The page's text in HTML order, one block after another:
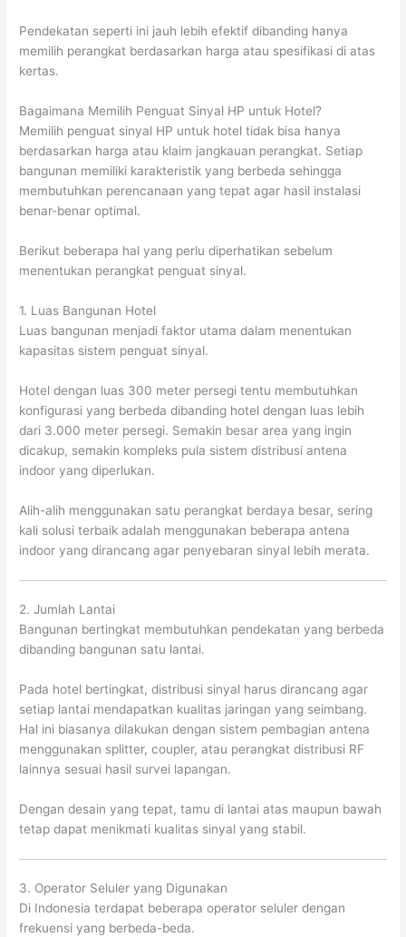
Pendekatan seperti ini jauh lebih efektif dibanding hanya
memilih perangkat berdasarkan harga atau spesifikasi di atas
kertas.
Bagaimana Memilih Penguat Sinyal HP untuk Hotel?
Memilih penguat sinyal HP untuk hotel tidak bisa hanya
berdasarkan harga atau klaim jangkauan perangkat. Setiap
bangunan memiliki karakteristik yang berbeda sehingga
membutuhkan perencanaan yang tepat agar hasil instalasi
benar-benar optimal.
Berikut beberapa hal yang perlu diperhatikan sebelum
menentukan perangkat penguat sinyal.
1. Luas Bangunan Hotel
Luas bangunan menjadi faktor utama dalam menentukan
kapasitas sistem penguat sinyal.
Hotel dengan luas 300 meter persegi tentu membutuhkan
konfigurasi yang berbeda dibanding hotel dengan luas lebih
dari 3.000 meter persegi. Semakin besar area yang ingin
dicakup, semakin kompleks pula sistem distribusi antena
indoor yang diperlukan.
Alih-alih menggunakan satu perangkat berdaya besar, sering
kali solusi terbaik adalah menggunakan beberapa antena
indoor yang dirancang agar penyebaran sinyal lebih merata.
2. Jumlah Lantai
Bangunan bertingkat membutuhkan pendekatan yang berbeda
dibanding bangunan satu lantai.
Pada hotel bertingkat, distribusi sinyal harus dirancang agar
setiap lantai mendapatkan kualitas jaringan yang seimbang.
Hal ini biasanya dilakukan dengan sistem pembagian antena
menggunakan splitter, coupler, atau perangkat distribusi RF
lainnya sesuai hasil survei lapangan.
Dengan desain yang tepat, tamu di lantai atas maupun bawah
tetap dapat menikmati kualitas sinyal yang stabil.
3. Operator Seluler yang Digunakan
Di Indonesia terdapat beberapa operator seluler dengan
frekuensi yang berbeda-beda.